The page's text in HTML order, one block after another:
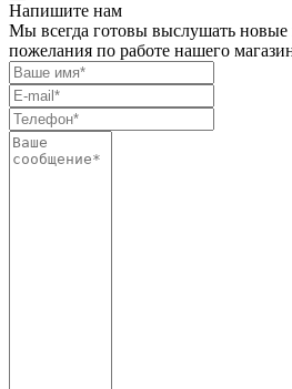
Напишите нам
Мы всегда готовы выслушать новые
пожелания по работе нашего